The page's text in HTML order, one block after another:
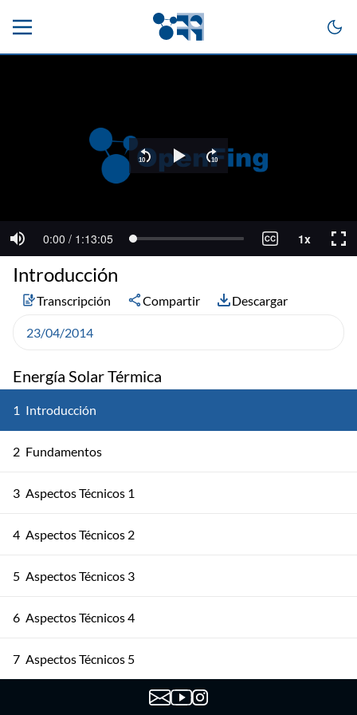
Energía Solar Térmica
1 Introducción
2 Fundamentos
3 Aspectos Técnicos 1
4 Aspectos Técnicos 2
5 Aspectos Técnicos 3
6 Aspectos Técnicos 4
7 Aspectos Técnicos 5
Introducción
Transcripción Compartir Descargar
23/04/2014